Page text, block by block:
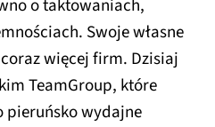
o taktowaniach,
Swoje własne
więcej firm. Dzisiaj
TeamGroup, które
pieruńsko wydajne